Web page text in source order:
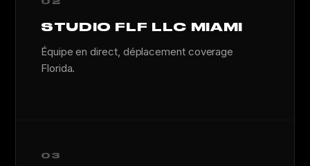
STUDIO FLF LLC MIAMI
Équipe en direct, déplacement coverage
Florida.
03